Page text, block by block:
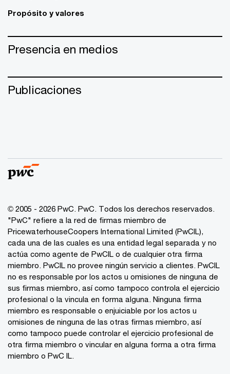
Propósito y valores
Presencia en medios
Publicaciones
© 2005 - 2026 PwC. PwC. Todos los derechos reservados.
"PwC" refiere a la red de firmas miembro de
PricewaterhouseCoopers International Limited (PwCIL),
cada una de las cuales es una entidad legal separada y no
actúa como agente de PwCIL o de cualquier otra firma
miembro. PwCIL no provee ningún servicio a clientes. PwCIL
no es responsable por los actos u omisiones de ninguna de
sus firmas miembro, así como tampoco controla el ejercicio
profesional o la vincula en forma alguna. Ninguna firma
miembro es responsable o enjuiciable por los actos u
omisiones de ninguna de las otras firmas miembro, así
como tampoco puede controlar el ejercicio profesional de
otra firma miembro o vincular en alguna forma a otra firma
miembro o PwC IL.